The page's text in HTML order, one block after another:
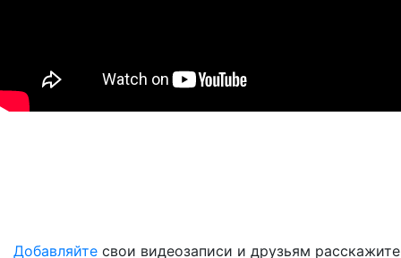
Добавляйте свои видеозаписи и друзьям